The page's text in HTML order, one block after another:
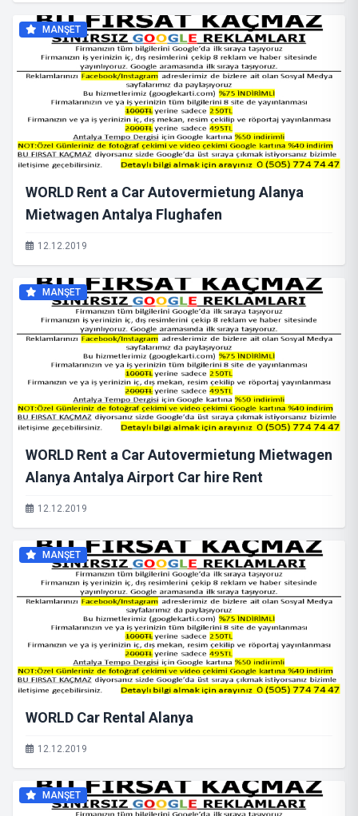
MANŞET
WORLD Rent a Car Autovermietung Alanya
Mietwagen Antalya Flughafen
12.12.2019
MANŞET
WORLD Rent a Car Autovermietung Mietwagen
Alanya Antalya Airport Car hire Rent
12.12.2019
MANŞET
WORLD Car Rental Alanya
12.12.2019
MANŞET